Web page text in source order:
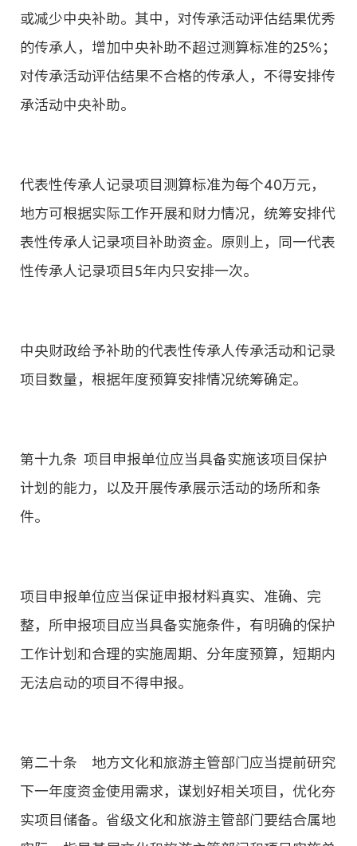
或减少中央补助。其中，对传承活动评估结果优秀
的传承人，增加中央补助不超过测算标准的25%；
对传承活动评估结果不合格的传承人，不得安排传
承活动中央补助。
代表性传承人记录项目测算标准为每个40万元，
地方可根据实际工作开展和财力情况，统筹安排代
表性传承人记录项目补助资金。原则上，同一代表
性传承人记录项目5年内只安排一次。
中央财政给予补助的代表性传承人传承活动和记录
项目数量，根据年度预算安排情况统筹确定。
第十九条 项目申报单位应当具备实施该项目保护
计划的能力，以及开展传承展示活动的场所和条
件。
项目申报单位应当保证申报材料真实、准确、完
整，所申报项目应当具备实施条件，有明确的保护
工作计划和合理的实施周期、分年度预算，短期内
无法启动的项目不得申报。
第二十条 地方文化和旅游主管部门应当提前研究
下一年度资金使用需求，谋划好相关项目，优化夯
实项目储备。省级文化和旅游主管部门要结合属地